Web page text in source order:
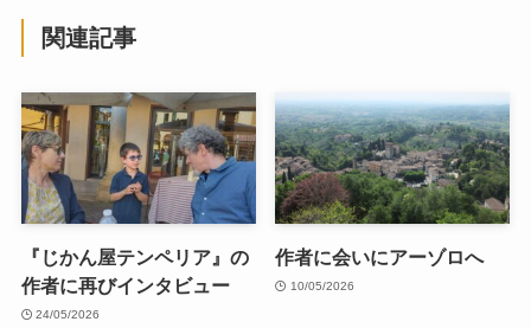
関連記事
『じかん屋テンペリア』の
作者に再びインタビュー
24/05/2026
作者に会いにアーゾロへ
10/05/2026